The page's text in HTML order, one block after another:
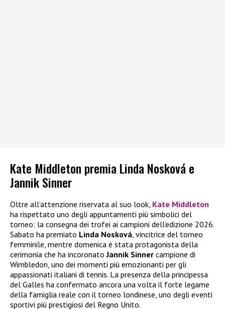
Kate Middleton premia Linda Nosková e
Jannik Sinner
Oltre all’attenzione riservata al suo look, Kate Middleton
ha rispettato uno degli appuntamenti più simbolici del
torneo: la consegna dei trofei ai campioni dell’edizione 2026.
Sabato ha premiato Linda Nosková , vincitrice del torneo
femminile, mentre domenica è stata protagonista della
cerimonia che ha incoronatoJannik Sinner campione di
Wimbledon, uno dei momenti più emozionanti per gli
appassionati italiani di tennis. La presenza della principessa
del Galles ha confermato ancora una volta il forte legame
della famiglia reale con il torneo londinese, uno degli eventi
sportivi più prestigiosi del Regno Unito.